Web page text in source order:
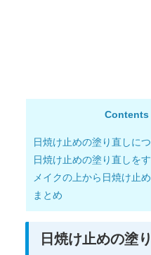
Contents
日焼け止めの塗り直しに
日焼け止めの塗り直しを
メイクの上から日焼け止
まとめ
日焼け止めの塗